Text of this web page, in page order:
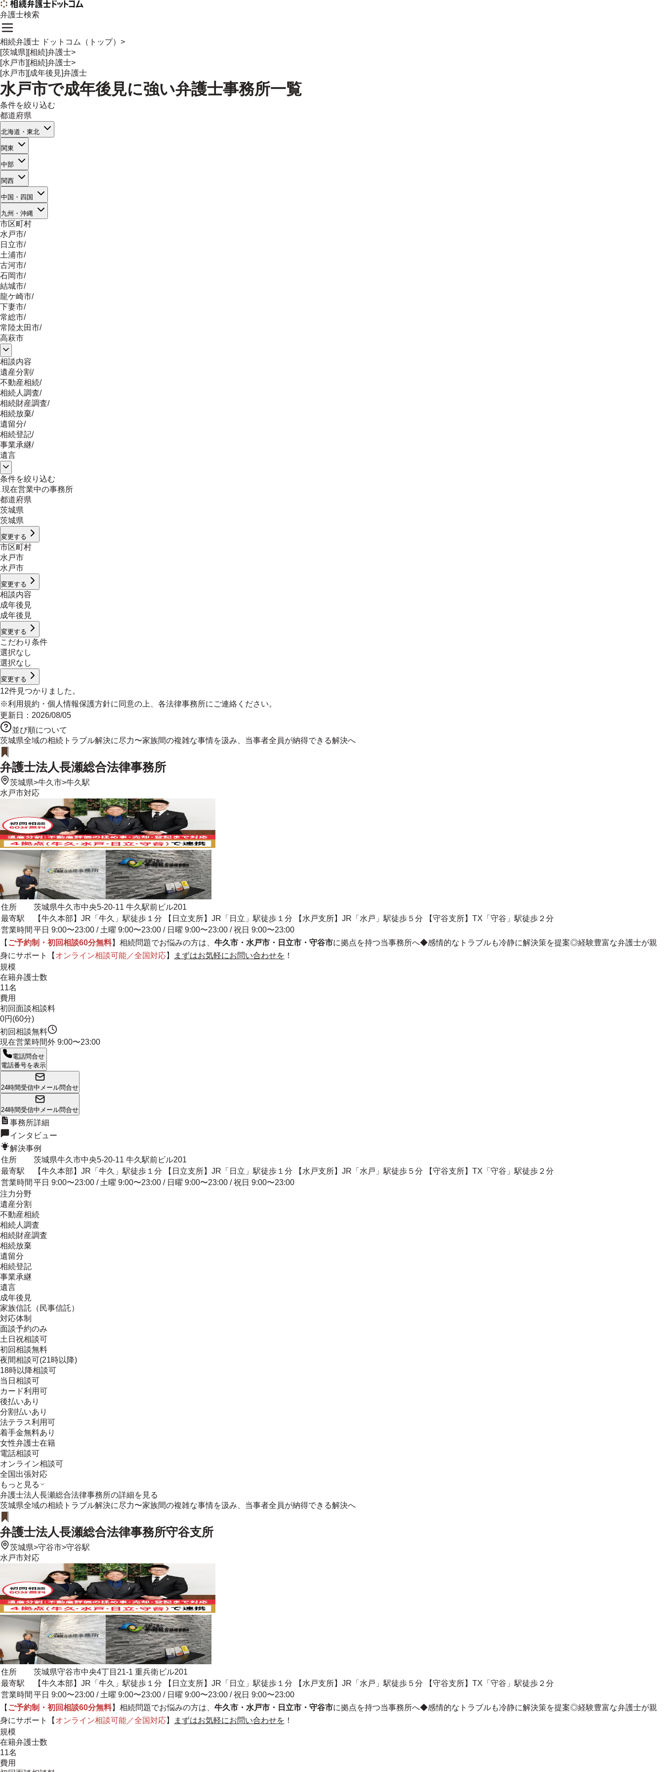
弁護士検索
相続弁護士 ドットコム（トップ） >
[茨城県][相続]弁護士>
[水戸市][相続]弁護士>
[水戸市][成年後見]弁護士
水戸市で成年後見に強い弁護士事務所一覧
条件を絞り込む
都道府県
北海道・東北
関東
中部
関西
中国・四国
九州・沖縄
市区町村
水戸市/
日立市/
土浦市/
古河市/
石岡市/
結城市/
龍ケ崎市/
下妻市/
常総市/
常陸太田市/
高萩市
相談内容
遺産分割/
不動産相続/
相続人調査/
相続財産調査/
相続放棄/
遺留分/
相続登記/
事業承継/
遺言
条件を絞り込む
現在営業中の事務所
都道府県
茨城県
茨城県
変更する
市区町村
水戸市
水戸市
変更する
相談内容
成年後見
成年後見
変更する
こだわり条件
選択なし
選択なし
変更する
12件見つかりました。
※利用規約 ・ 個人情報保護方針に同意の上、各法律事務所にご連絡ください。
更新日： 2026/08/05
並び順について
茨城県全域の相続トラブル解決に尽力〜家族間の複雑な事情を汲み、当事者全員が納得できる解決へ
弁護士法人長瀬総合法律事務所
茨城県>牛久市>牛久駅
水戸市対応
住所
茨城県牛久市中央5-20-11 牛久駅前ビル201
最寄駅
【牛久本部】JR「牛久」駅徒歩１分 【日立支所】JR「日立」駅徒歩１分 【水戸支所】JR「水戸」駅徒歩５分 【守谷支所】TX「守谷」駅徒歩２分
営業時間 平日 9:00〜23:00 / 土曜 9:00〜23:00 / 日曜 9:00〜23:00 / 祝日 9:00〜23:00
【 ご予約制・初回相談60分無料】相続問題でお悩みの方は、 牛久市・水戸市・日立市・守谷市に拠点を持つ当事務所へ◆感情的なトラブルも冷静に解決策を提案◎経験豊富な弁護士が親
身にサポート
【 オンライン相談可能／全国対応】 まずはお気軽にお問い合わせを ！
規模
在籍弁護士数
11名
費用
初回面談相談料
0円(60分)
初回相談無料
現在営業時間外 9:00〜23:00
電話問合せ
電話番号を表示
24時間受信中 メール問合せ
24時間受信中 メール問合せ
事務所詳細
インタビュー
解決事例
住所
茨城県牛久市中央5-20-11 牛久駅前ビル201
最寄駅
【牛久本部】JR「牛久」駅徒歩１分 【日立支所】JR「日立」駅徒歩１分 【水戸支所】JR「水戸」駅徒歩５分 【守谷支所】TX「守谷」駅徒歩２分
営業時間 平日 9:00〜23:00 / 土曜 9:00〜23:00 / 日曜 9:00〜23:00 / 祝日 9:00〜23:00
注力分野
遺産分割
不動産相続
相続人調査
相続財産調査
相続放棄
遺留分
相続登記
事業承継
遺言
成年後見
家族信託（民事信託）
対応体制
面談予約のみ
土日祝相談可
初回相談無料
夜間相談可(21時以降)
18時以降相談可
当日相談可
カード利用可
後払いあり
分割払いあり
法テラス利用可
着手金無料あり
女性弁護士在籍
電話相談可
オンライン相談可
全国出張対応
もっと見る
弁護士法人長瀬総合法律事務所の詳細を見る
茨城県全域の相続トラブル解決に尽力〜家族間の複雑な事情を汲み、当事者全員が納得できる解決へ
弁護士法人長瀬総合法律事務所守谷支所
茨城県>守谷市>守谷駅
水戸市対応
住所
茨城県守谷市中央4丁目21-1 重兵衛ビル201
最寄駅
【牛久本部】JR「牛久」駅徒歩１分 【日立支所】JR「日立」駅徒歩１分 【水戸支所】JR「水戸」駅徒歩５分 【守谷支所】TX「守谷」駅徒歩２分
営業時間 平日 9:00〜23:00 / 土曜 9:00〜23:00 / 日曜 9:00〜23:00 / 祝日 9:00〜23:00
【 ご予約制・初回相談60分無料】相続問題でお悩みの方は、 牛久市・水戸市・日立市・守谷市に拠点を持つ当事務所へ◆感情的なトラブルも冷静に解決策を提案◎経験豊富な弁護士が親
身にサポート
【 オンライン相談可能／全国対応】 まずはお気軽にお問い合わせを ！
規模
在籍弁護士数
11名
費用